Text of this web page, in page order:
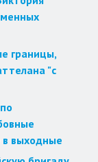
границы,
"с
в выходные